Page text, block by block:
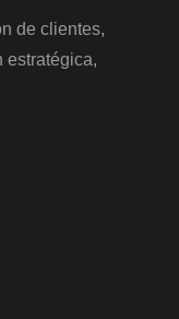
de clientes,
estratégica,